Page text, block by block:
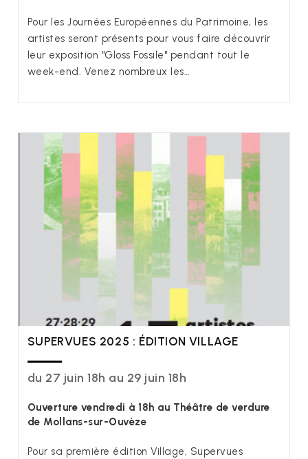
Pour les Journées Européennes du Patrimoine, les
artistes seront présents pour vous faire découvrir
leur exposition "Gloss Fossile" pendant tout le
week-end. Venez nombreux les…
SUPERVUES 2025 : ÉDITION VILLAGE
du 27 juin 18h au 29 juin 18h
Ouverture vendredi à 18h au Théâtre de verdure
de Mollans-sur-Ouvèze
Pour sa première édition Village, Supervues